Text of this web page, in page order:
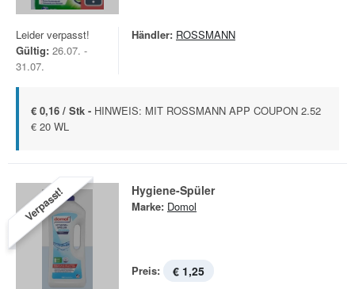
Leider verpasst!
Gültig: 26.07. -
31.07.
Händler: ROSSMANN
€ 0,16 / Stk - HINWEIS: MIT ROSSMANN APP COUPON 2.52
€ 20 WL
Verpasst! Hygiene-Spüler
Marke: Domol
Preis: € 1,25